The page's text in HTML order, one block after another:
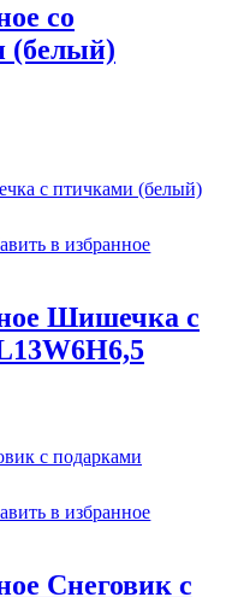
со
(белый)
в избранное
Шишечка с
в избранное
Снеговик с